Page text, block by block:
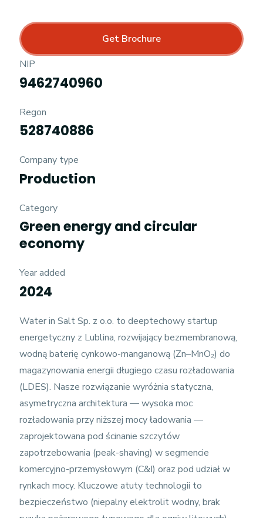
Get Brochure
NIP
9462740960
Regon
528740886
Company type
Production
Category
Green energy and circular
economy
Year added
2024
Water in Salt Sp. z o.o. to deeptechowy startup
energetyczny z Lublina, rozwijający bezmembranową,
wodną baterię cynkowo-manganową (Zn–MnO₂) do
magazynowania energii długiego czasu rozładowania
(LDES). Nasze rozwiązanie wyróżnia statyczna,
asymetryczna architektura — wysoka moc
rozładowania przy niższej mocy ładowania —
zaprojektowana pod ścinanie szczytów
zapotrzebowania (peak-shaving) w segmencie
komercyjno-przemysłowym (C&I) oraz pod udział w
rynkach mocy. Kluczowe atuty technologii to
bezpieczeństwo (niepalny elektrolit wodny, brak